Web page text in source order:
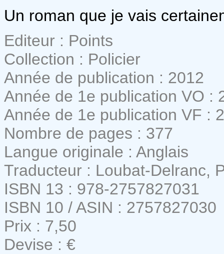
Un roman que je vais
Editeur : Points
Collection : Policier
Année de publication : 2012
Année de 1e publication VO :
Année de 1e publication VF :
Nombre de pages : 377
Langue originale : Anglais
Traducteur : Loubat-Delranc,
ISBN 13 : 978-2757827031
ISBN 10 / ASIN : 2757827030
Prix : 7,50
Devise : €